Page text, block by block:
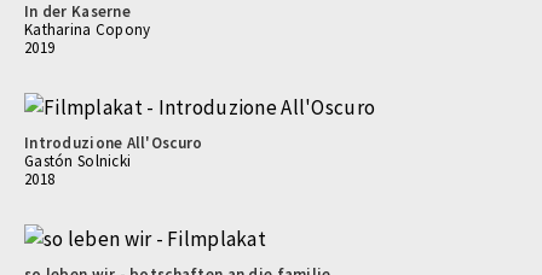
In der Kaserne
Katharina Copony
2019
Introduzione All'Oscuro
Gastón Solnicki
2018